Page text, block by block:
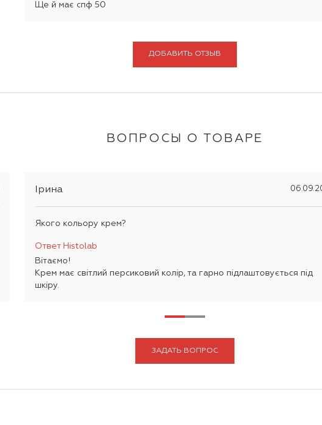
Ще й має спф 50
ДОБАВИТЬ ОТЗЫВ
ВОПРОСЫ О ТОВАРЕ
Ірина
Якого кольору крем?
Ответ Histolab
Вітаємо!
Крем має світлий персиковий колір, та гарно підлаштовується під
шкіру.
ЗАДАТЬ ВОПРОС